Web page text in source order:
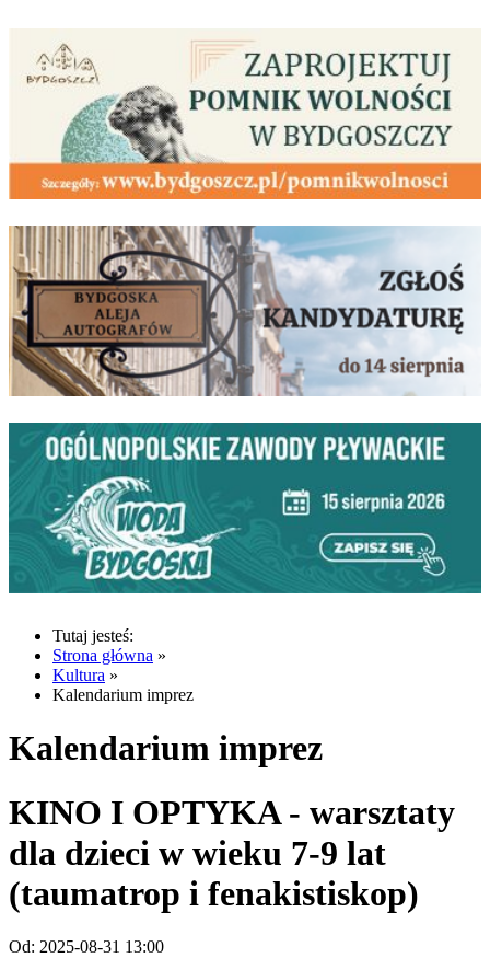
Tutaj jesteś:
Strona główna »
Kultura »
Kalendarium imprez
Kalendarium imprez
KINO I OPTYKA - warsztaty
dla dzieci w wieku 7-9 lat
(taumatrop i fenakistiskop)
Od: 2025-08-31 13:00